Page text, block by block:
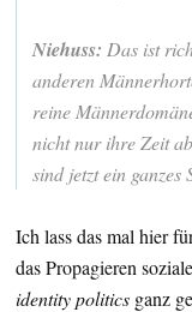
Niehuss: Das ist
anderen
reine
nicht nur ihre Zeit
sind jetzt ein ganzes
Ich lass das mal hier
das Propagieren
identity politics ganz